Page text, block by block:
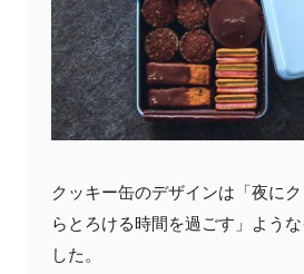
クッキー缶のデザインは「夜に
らとろける時間を過ごす」よう
した。